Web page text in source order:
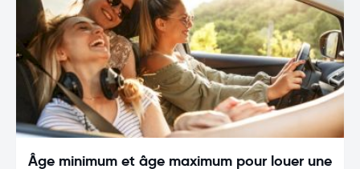
Âge minimum et âge maximum pour louer une